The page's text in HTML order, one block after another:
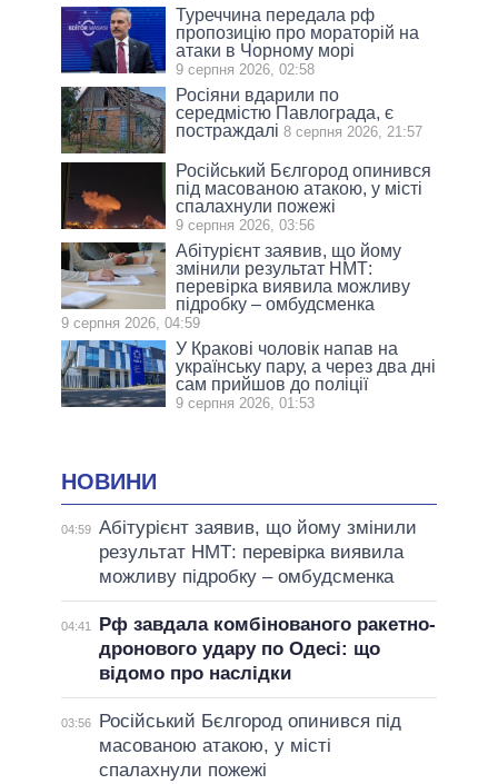
Туреччина передала рф
пропозицію про мораторій на
атаки в Чорному морі
9 серпня 2026, 02:58
Росіяни вдарили по
середмістю Павлограда, є
постраждалі 8 серпня 2026, 21:57
Російський Бєлгород опинився
під масованою атакою, у місті
спалахнули пожежі
9 серпня 2026, 03:56
Абітурієнт заявив, що йому
змінили результат НМТ:
перевірка виявила можливу
підробку – омбудсменка
9 серпня 2026, 04:59
У Кракові чоловік напав на
українську пару, а через два дні
сам прийшов до поліції
9 серпня 2026, 01:53
НОВИНИ
04:59 Абітурієнт заявив, що йому змінили
результат НМТ: перевірка виявила
можливу підробку – омбудсменка
04:41
Рф завдала комбінованого ракетно-
дронового удару по Одесі: що
відомо про наслідки
03:56
Російський Бєлгород опинився під
масованою атакою, у місті
спалахнули пожежі